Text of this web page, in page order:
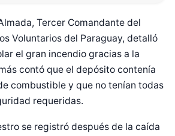
Tercer Comandante del
Voluntarios del Paraguay, detalló
el gran incendio gracias a la
contó que el depósito contenía
combustible y que no tenían todas
requeridas.
se registró después de la caída